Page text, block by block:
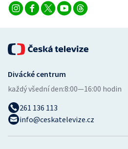
Volejbal
Divácké centrum
každý všední den:8:00—16:00 hodin
261 136 113
info@ceskatelevize.cz